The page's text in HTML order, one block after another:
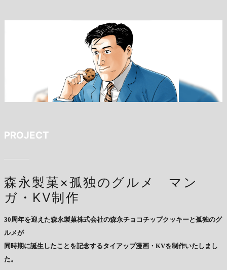
PROJECT
森永製菓×孤独のグルメ マン
ガ・KV制作
30周年を迎えた森永製菓株式会社の森永チョコチップクッキーと孤独のグ
ルメが
同時期に誕生したことを記念するタイアップ漫画・KVを制作いたしまし
た。